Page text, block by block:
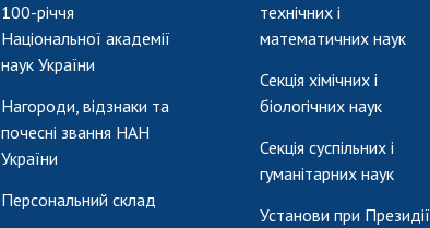
100-річчя
Національної академії
наук України
Нагороди, відзнаки та
почесні звання НАН
України
Персональний склад
технічних і
математичних наук
Секція хімічних і
біологічних наук
Секція суспільних і
гуманітарних наук
Установи при Президії